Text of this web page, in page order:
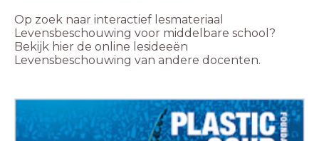
Op zoek naar interactief lesmateriaal
Levensbeschouwing voor middelbare school?
Bekijk hier de online lesideeën
Levensbeschouwing van andere docenten.